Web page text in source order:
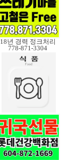
18년 경력 정크처리
778-871-3304